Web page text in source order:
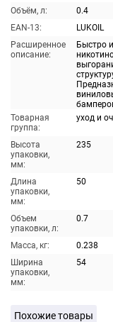
Объём, л:
0.4
EAN-13:
LUKOIL
Расширенное
описание:
Быстро
Товарная
группа:
уход и
Высота
упаковки,
мм:
235
Длина
упаковки,
мм:
50
Объем
упаковки, л:
0.7
Масса, кг:
0.238
Ширина
упаковки,
мм:
54
Похожие товары